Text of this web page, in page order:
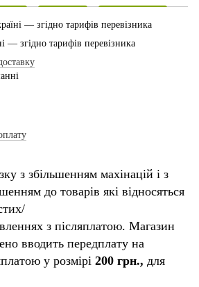
— згідно тарифів перевізника
згідно тарифів перевізника
з збільшенням махінацій і з
до товарів які відносяться
з післяплатою. Магазин
вводить передплату на
у розмірі 200 грн., для